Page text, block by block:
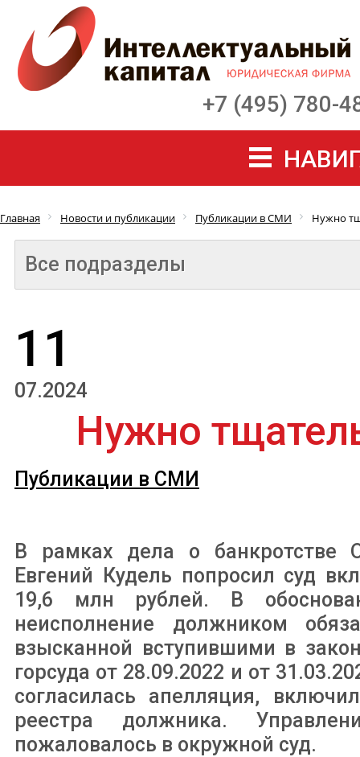
+7 (495) 780-
Главная Новости и публикации Публикации в СМИ Нужно
11
07.2024
Нужно
Публикации в СМИ
В рамках дела о банкротстве
Евгений Кудель попросил суд
19,6 млн рублей. В
неисполнение должником
взысканной вступившими в
горсуда от 28.09.2022 и от
согласилась апелляция,
реестра должника.
пожаловалось в окружной суд.
Все подразделы